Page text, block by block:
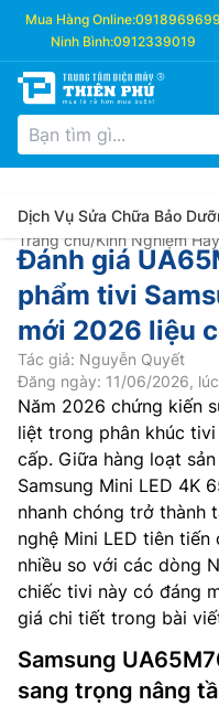
Mua Hàng Online:0918969699
Ninh Bình:0912339019
Dịch Vụ Sửa Chữa Bảo
Trang chủ/Kinh Nghiệm Hay
Đánh giá
phẩm tivi
mới 2026 liệu
Tác giả: Nguyễn Quyết
Đăng ngày: 11/06/2026,
Năm 2026 chứng kiến
liệt trong phân khúc
cấp. Giữa hàng loạt
Samsung Mini LED 4K
nhanh chóng trở thành
nghệ Mini LED tiên
nhiều so với các dòng
chiếc tivi này có đáng
giá chi tiết trong bài
Samsung
sang trọng nâng